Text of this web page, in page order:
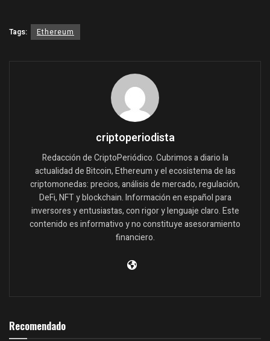
Tags: Ethereum
criptoperiodista
Redacción de CriptoPeriódico. Cubrimos a diario la
actualidad de Bitcoin, Ethereum y el ecosistema de las
criptomonedas: precios, análisis de mercado, regulación,
DeFi, NFT y blockchain. Información en español para
inversores y entusiastas, con rigor y lenguaje claro. Este
contenido es informativo y no constituye asesoramiento
financiero.
Recomendado